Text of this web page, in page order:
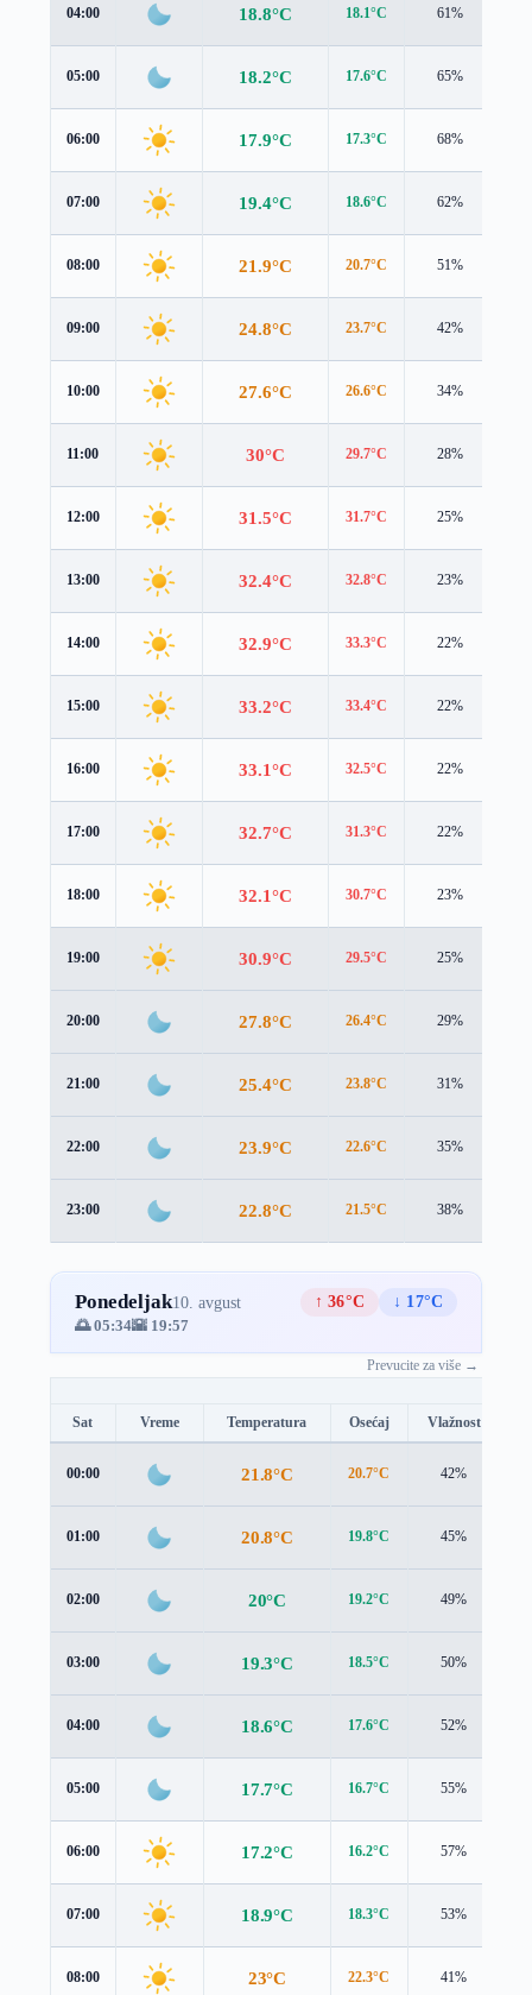
04:00 18.8°C 18.1°C 61%
05:00 18.2°C 17.6°C 65%
06:00 17.9°C 17.3°C 68%
07:00 19.4°C 18.6°C 62%
08:00 21.9°C 20.7°C 51%
09:00 24.8°C 23.7°C 42%
10:00 27.6°C 26.6°C 34%
11:00 30°C 29.7°C 28%
12:00 31.5°C 31.7°C 25%
13:00 32.4°C 32.8°C 23%
14:00 32.9°C 33.3°C 22%
15:00 33.2°C 33.4°C 22%
16:00 33.1°C 32.5°C 22%
17:00 32.7°C 31.3°C 22%
18:00 32.1°C 30.7°C 23%
19:00 30.9°C 29.5°C 25%
20:00 27.8°C 26.4°C 29%
21:00 25.4°C 23.8°C 31%
22:00 23.9°C 22.6°C 35%
23:00 22.8°C 21.5°C 38%
Ponedeljak10. avgust ↑ 36°C
↓ 17°C
🌅 05:34🌇 19:57
Prevucite za više →
Sat Vreme Temperatura Osećaj Vlažnost
00:00 21.8°C 20.7°C 42%
01:00 20.8°C 19.8°C 45%
02:00 20°C 19.2°C 49%
03:00 19.3°C 18.5°C 50%
04:00 18.6°C 17.6°C 52%
05:00 17.7°C 16.7°C 55%
06:00 17.2°C 16.2°C 57%
07:00 18.9°C 18.3°C 53%
08:00 23°C 22.3°C 41%